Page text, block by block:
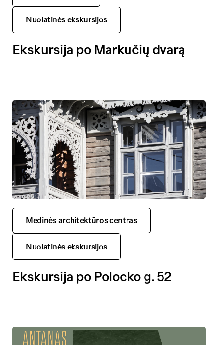
Nuolatinės ekskursijos
Ekskursija po Markučių dvarą
Medinės architektūros centras
Nuolatinės ekskursijos
Ekskursija po Polocko g. 52